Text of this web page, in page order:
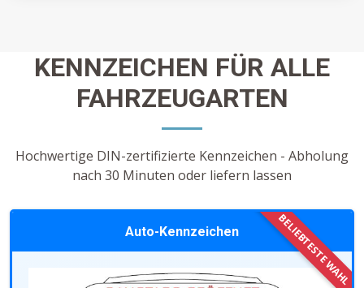
KENNZEICHEN FÜR ALLE
FAHRZEUGARTEN
Hochwertige DIN-zertifizierte Kennzeichen - Abholung
nach 30 Minuten oder liefern lassen
Auto-Kennzeichen